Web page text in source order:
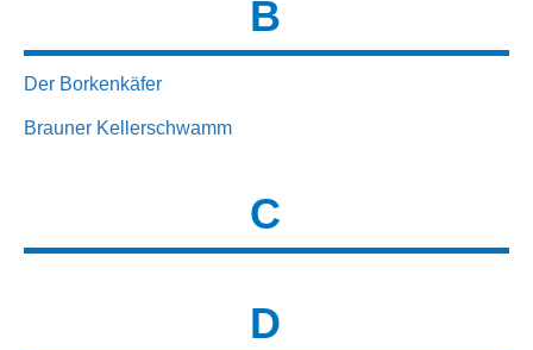
B
Der Borkenkäfer
Brauner Kellerschwamm
C
D